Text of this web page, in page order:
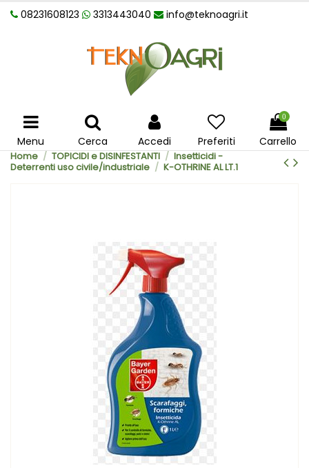
08231608123 3313443040 info@teknoagri.it
Menu Cerca Accedi Preferiti
0
Carrello
Home TOPICIDI e DISINFESTANTI
Insetticidi -
Deterrenti uso civile/industriale
K-OTHRINE AL LT.1